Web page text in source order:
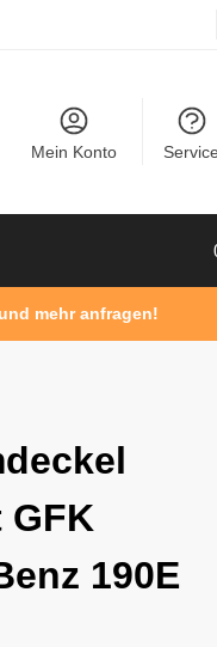
Mein Konto Service
mehr anfragen!
GFK
190E